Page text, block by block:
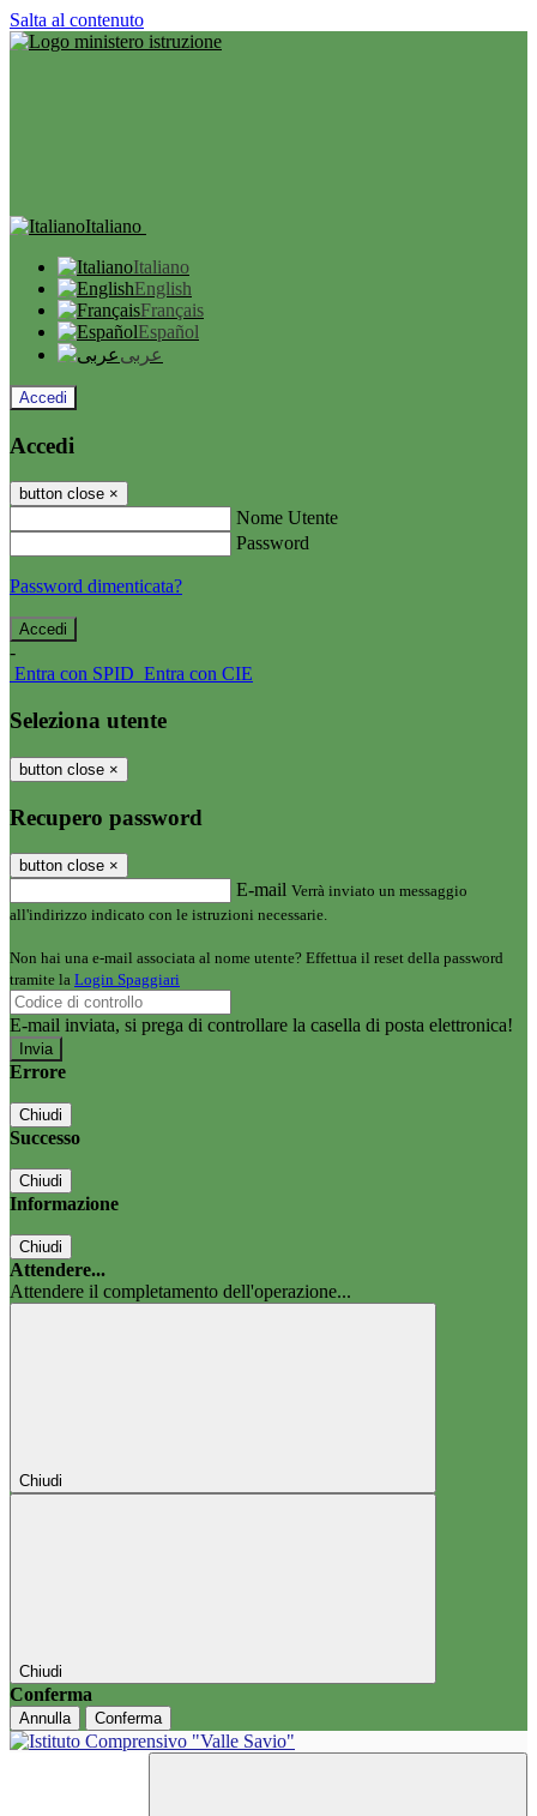
Salta al contenuto
Italiano
Italiano
English
Français
Español
عربى
Accedi
Accedi
button close ×
Nome Utente
Password
Password dimenticata?
-
Entra con SPID Entra con CIE
Seleziona utente
button close ×
Recupero password
button close ×
E-mail Verrà inviato un messaggio
all'indirizzo indicato con le istruzioni necessarie.
Non hai una e-mail associata al nome utente? Effettua il reset della password
tramite la Login Spaggiari
E-mail inviata, si prega di controllare la casella di posta elettronica!
Errore
Chiudi
Successo
Chiudi
Informazione
Chiudi
Attendere...
Attendere il completamento dell'operazione...
Chiudi
Chiudi
Conferma
Annulla Conferma